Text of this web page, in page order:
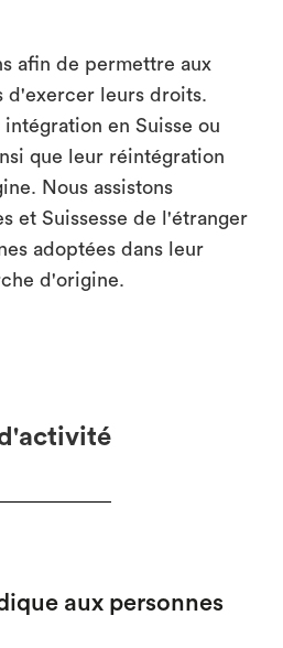
afin de permettre aux
d'exercer leurs droits.
en Suisse ou
que leur réintégration
Nous assistons
et Suissesse de l'étranger
adoptées dans leur
d'origine.
aux personnes